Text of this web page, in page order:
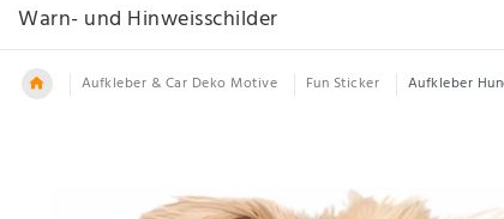
Warn- und Hinweisschilder
Aufkleber & Car Deko Motive Fun Sticker Aufkleber